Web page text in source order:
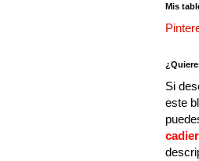
Mis
Si
este